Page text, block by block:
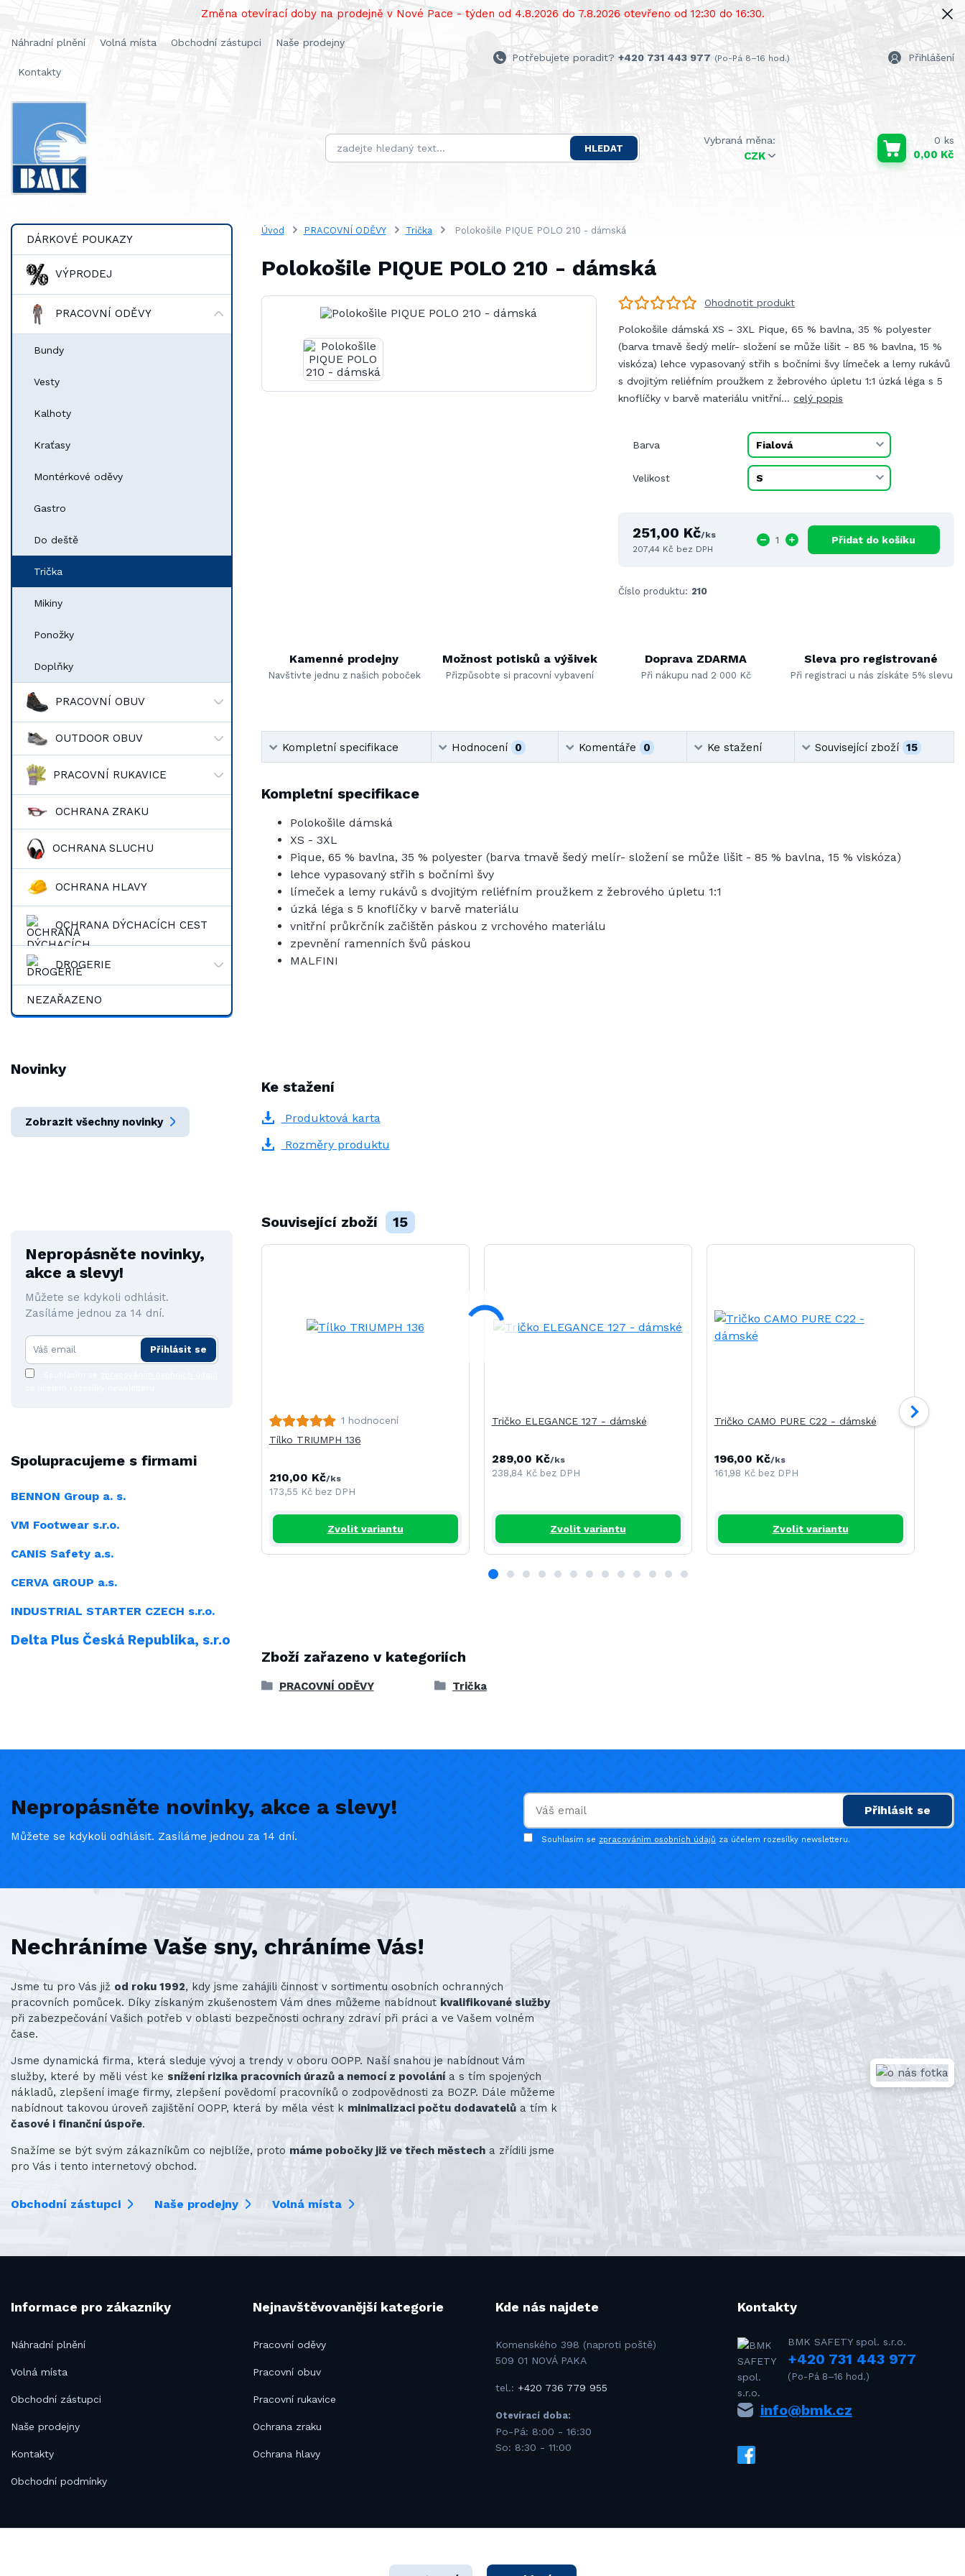
Změna otevírací doby na prodejně v Nové Pace - týden od 4.8.2026 do 7.8.2026 otevřeno od 12:30 do 16:30.
Náhradní plnění Volná místa Obchodní zástupci Naše prodejny
Kontakty
CZK
Přihlášení
HLEDAT
Potřebujete poradit? +420 731 443 977 (Po-Pá 8–16 hod.)
0 ks
0,00 Kč
DÁRKOVÉ POUKAZY
VÝPRODEJ
PRACOVNÍ ODĚVY
Bundy
Vesty
Kalhoty
Kraťasy
Montérkové oděvy
Gastro
Do deště
Trička
Mikiny
Ponožky
Doplňky
PRACOVNÍ OBUV
OUTDOOR OBUV
PRACOVNÍ RUKAVICE
OCHRANA ZRAKU
OCHRANA SLUCHU
OCHRANA HLAVY
OCHRANA DÝCHACÍCH CEST
DROGERIE
NEZAŘAZENO
Novinky
Zobrazit všechny novinky
Nepropásněte novinky,
akce a slevy!
Můžete se kdykoli odhlásit.
Zasíláme jednou za 14 dní.
Přihlásit se
Spolupracujeme s firmami
BENNON Group a. s.
VM Footwear s.r.o.
CANIS Safety a.s.
CERVA GROUP a.s.
INDUSTRIAL STARTER CZECH s.r.o.
Delta Plus Česká Republika, s.r.o
Úvod PRACOVNÍ ODĚVY Trička Polokošile PIQUE POLO 210 - dámská
Polokošile PIQUE POLO 210 - dámská
Ohodnotit produkt
Polokošile dámská XS - 3XL Pique, 65 % bavlna, 35 % polyester
(barva tmavě šedý melír- složení se může lišit - 85 % bavlna, 15 %
viskóza) lehce vypasovaný střih s bočními švy límeček a lemy rukávů
s dvojitým reliéfním proužkem z žebrového úpletu 1:1 úzká léga s 5
knoflíčky v barvě materiálu vnitřní...celý popis
Barva
Velikost
251,00 Kč/ks
207,44 Kč bez DPH
Přidat do košíku
Číslo produktu: 210
Kamenné prodejny
Navštivte jednu z našich poboček
Možnost potisků a výšivek
Přizpůsobte si pracovní vybavení
Doprava ZDARMA
Při nákupu nad 2 000 Kč
Sleva pro registrované
Při registraci u nás získáte 5% slevu
Kompletní specifikace Hodnocení 0 Komentáře 0 Ke stažení Související zboží 15
Kompletní specifikace
Polokošile dámská
XS - 3XL
Pique, 65 % bavlna, 35 % polyester (barva tmavě šedý melír- složení se může lišit - 85 % bavlna, 15 % viskóza)
lehce vypasovaný střih s bočními švy
límeček a lemy rukávů s dvojitým reliéfním proužkem z žebrového úpletu 1:1
úzká léga s 5 knoflíčky v barvě materiálu
vnitřní průkrčník začištěn páskou z vrchového materiálu
zpevnění ramenních švů páskou
MALFINI
Ke stažení
Produktová karta
Rozměry produktu
Související zboží 15
1 hodnocení
Tílko TRIUMPH 136
210,00 Kč/ks
173,55 Kč bez DPH
Zvolit variantu
Tričko ELEGANCE 127 - dámské
289,00 Kč/ks
238,84 Kč bez DPH
Zvolit variantu
Tričko CAMO PURE C22 - dámské
196,00 Kč/ks
161,98 Kč bez DPH
Zvolit variantu
Zboží zařazeno v kategoriích
PRACOVNÍ ODĚVY Trička
Nepropásněte novinky, akce a slevy!
Můžete se kdykoli odhlásit. Zasíláme jednou za 14 dní.
Přihlásit se
Souhlasím se zpracováním osobních údajů za účelem rozesílky newsletteru.
Nechráníme Vaše sny, chráníme Vás!
Jsme tu pro Vás již od roku 1992, kdy jsme zahájili činnost v sortimentu osobních ochranných
pracovních pomůcek. Díky získaným zkušenostem Vám dnes můžeme nabídnout kvalifikované služby
při zabezpečování Vašich potřeb v oblasti bezpečnosti ochrany zdraví při práci a ve Vašem volném
čase.
Jsme dynamická firma, která sleduje vývoj a trendy v oboru OOPP. Naší snahou je nabídnout Vám
služby, které by měli vést ke snížení rizika pracovních úrazů a nemocí z povolánía s tím spojených
nákladů, zlepšení image firmy, zlepšení povědomí pracovníků o zodpovědnosti za BOZP. Dále můžeme
nabídnout takovou úroveň zajištění OOPP, která by měla vést k minimalizaci počtu dodavatelů a tím k
časové i finanční úspoře.
Snažíme se být svým zákazníkům co nejblíže, protomáme pobočky již ve třech městech a zřídili jsme
pro Vás i tento internetový obchod.
Obchodní zástupci Naše prodejny Volná místa
Informace pro zákazníky
Náhradní plnění
Volná místa
Obchodní zástupci
Naše prodejny
Kontakty
Obchodní podmínky
Nejnavštěvovanější kategorie
Pracovní oděvy
Pracovní obuv
Pracovní rukavice
Ochrana zraku
Ochrana hlavy
Kde nás najdete
Komenského 398 (naproti poště)
509 01 NOVÁ PAKA
tel.: +420 736 779 955
Otevírací doba:
Po-Pá: 8:00 - 16:30
So: 8:30 - 11:00
Kontakty
BMK SAFETY spol. s.r.o.
+420 731 443 977
(Po-Pá 8–16 hod.)
info@bmk.cz